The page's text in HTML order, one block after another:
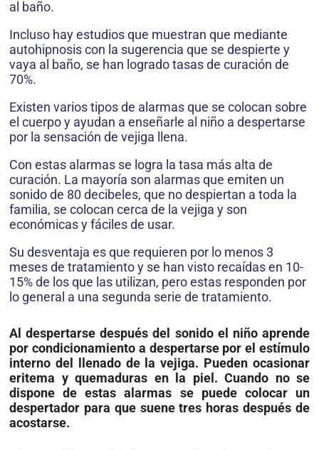
al baño.
Incluso hay estudios que muestran que mediante
autohipnosis con la sugerencia que se despierte y
vaya al baño, se han logrado tasas de curación de
70%.
Existen varios tipos de alarmas que se colocan sobre
el cuerpo y ayudan a enseñarle al niño a despertarse
por la sensación de vejiga llena.
Con estas alarmas se logra la tasa más alta de
curación. La mayoría son alarmas que emiten un
sonido de 80 decibeles, que no despiertan a toda la
familia, se colocan cerca de la vejiga y son
económicas y fáciles de usar.
Su desventaja es que requieren por lo menos 3
meses de tratamiento y se han visto recaídas en 10-
15% de los que las utilizan, pero estas responden por
lo general a una segunda serie de tratamiento.
Al despertarse después del sonido el niño aprende
por condicionamiento a despertarse por el estímulo
interno del llenado de la vejiga. Pueden ocasionar
eritema y quemaduras en la piel. Cuando no se
dispone de estas alarmas se puede colocar un
despertador para que suene tres horas después de
acostarse.